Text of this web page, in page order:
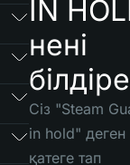
IN
нені
Сіз "Steam
in hold" деген
қатеге тап